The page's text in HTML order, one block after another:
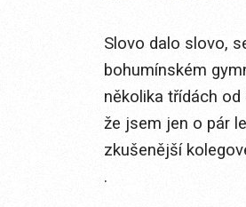
Slovo dalo slovo,
bohumínském
několika třídách
že jsem jen o pár
zkušenější
.